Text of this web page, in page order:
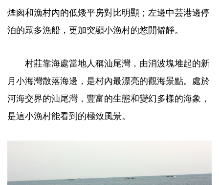
煙囪和漁村內的低矮平房對比明顯；左邊中芸港邊停
泊的眾多漁船，更加突顯小漁村的悠閒僻靜。
村莊靠海處當地人稱汕尾灣，由消波塊堆起的新
月小海灣散落海邊，是村內最漂亮的觀海景點。處於
河海交界的汕尾灣，豐富的生態和變幻多樣的海象，
是這小漁村能看到的極致風景。